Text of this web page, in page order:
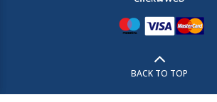
BACK TO TOP